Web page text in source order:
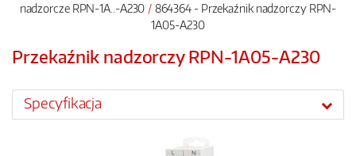
nadzorcze RPN-1A..-A230
864364 - Przekaźnik nadzorczy RPN-
1A05-A230
Przekaźnik nadzorczy RPN-1A05-A230
Specyfikacja